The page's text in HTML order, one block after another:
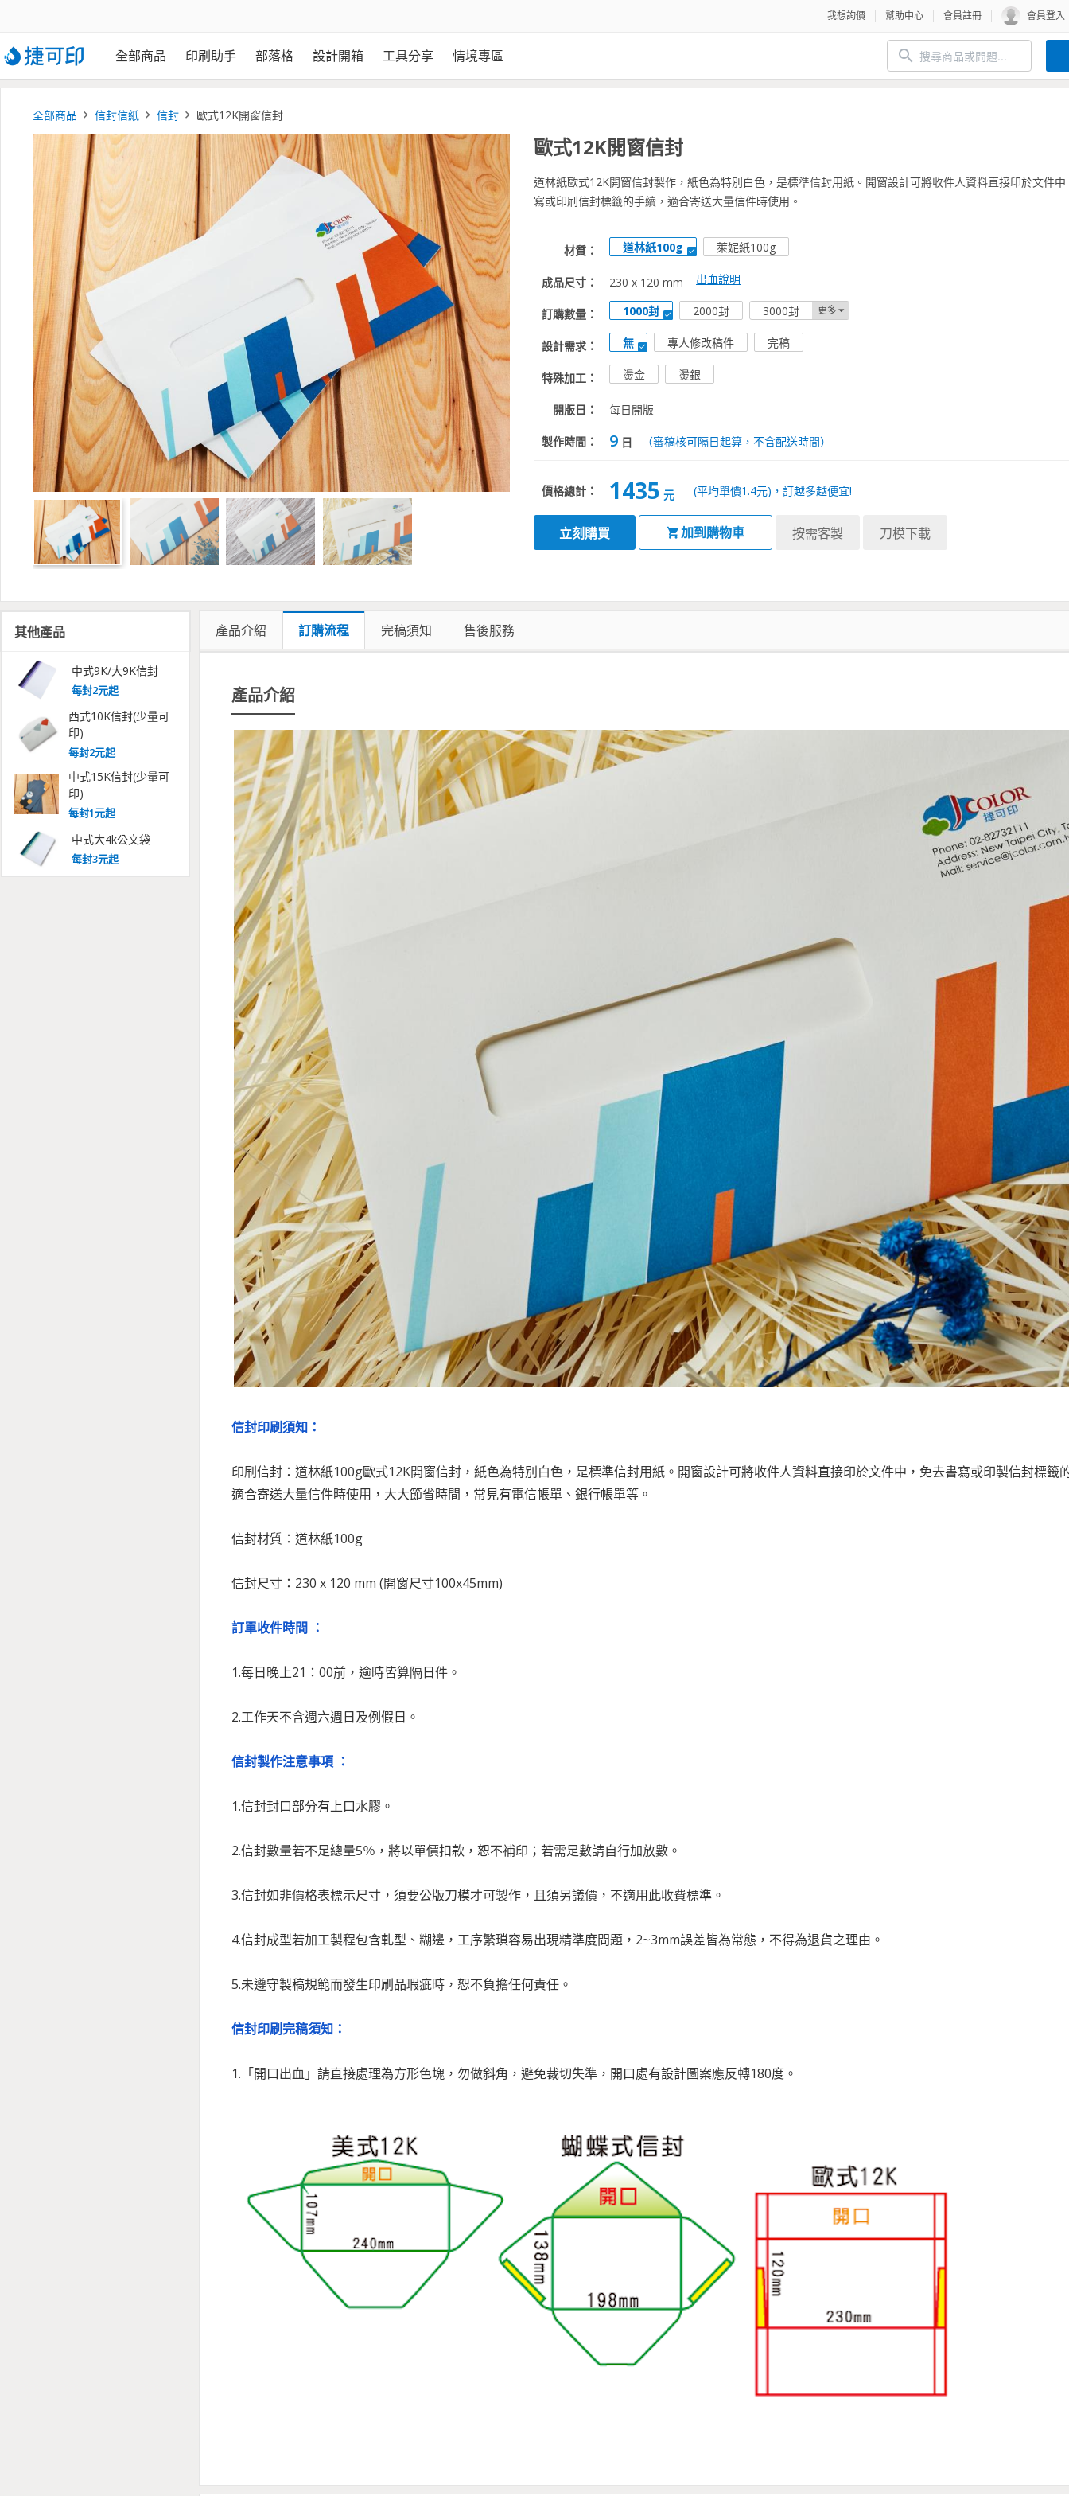
我想詢價 幫助中心 會員註冊 會員登入
全部商品 印刷助手 部落格 設計開箱 工具分享 情境專區
全部商品 信封信紙 信封 歐式12K開窗信封
歐式12K開窗信封
道林紙歐式12K開窗信封製作，紙色為特別白色，是標準信封用紙。開窗設計可將收件人資料直接印於文件
寫或印刷信封標籤的手續，適合寄送大量信件時使用。
材質： 道林紙100g 萊妮紙100g
成品尺寸： 230 x 120 mm 出血說明
訂購數量： 1000封 2000封 3000封 更多
設計需求： 無 專人修改稿件 完稿
特殊加工： 燙金 燙銀
開版日： 每日開版
製作時間： 9 日 （審稿核可隔日起算，不含配送時間）
價格總計： 1435 元 (平均單價1.4元)，訂越多越便宜!
立刻購買 加到購物車 按需客製 刀模下載
其他產品
中式9K/大9K信封
每封2元起
西式10K信封(少量可
印)
每封2元起
中式15K信封(少量可
印)
每封1元起
中式大4k公文袋
每封3元起
產品介紹 訂購流程 完稿須知 售後服務
產品介紹
信封印刷須知：
印刷信封：道林紙100g歐式12K開窗信封，紙色為特別白色，是標準信封用紙。開窗設計可將收件人資料直接印於文件中，免去書寫或印製信封標籤
適合寄送大量信件時使用，大大節省時間，常見有電信帳單、銀行帳單等。
信封材質：道林紙100g
信封尺寸：230 x 120 mm (開窗尺寸100x45mm)
訂單收件時間 ：
1.每日晚上21：00前，逾時皆算隔日件。
2.工作天不含週六週日及例假日。
信封製作注意事項 ：
1.信封封口部分有上口水膠。
2.信封數量若不足總量5％，將以單價扣款，恕不補印；若需足數請自行加放數。
3.信封如非價格表標示尺寸，須要公版刀模才可製作，且須另議價，不適用此收費標準。
4.信封成型若加工製程包含軋型、糊邊，工序繁瑣容易出現精準度問題，2~3mm誤差皆為常態，不得為退貨之理由。
5.未遵守製稿規範而發生印刷品瑕疵時，恕不負擔任何責任。
信封印刷完稿須知：
1.「開口出血」請直接處理為方形色塊，勿做斜角，避免裁切失準，開口處有設計圖案應反轉180度。